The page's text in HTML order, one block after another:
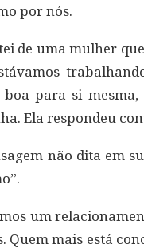
por nós.
de uma mulher
boa para si
Ela respondeu
não dita em
um
Quem mais está